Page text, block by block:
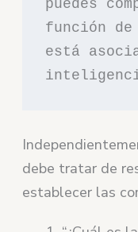
puedes
función
está
debe tratar de
establecer las